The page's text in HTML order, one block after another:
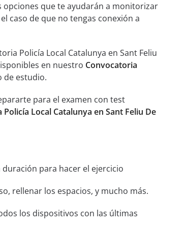
opciones que te ayudarán a monitorizar
caso de que no tengas conexión a
Policía Local Catalunya en Sant Feliu
en nuestro Convocatoria
de estudio.
para el examen con test
Local Catalunya en Sant Feliu De
para hacer el ejercicio
rellenar los espacios, y mucho más.
los dispositivos con las últimas